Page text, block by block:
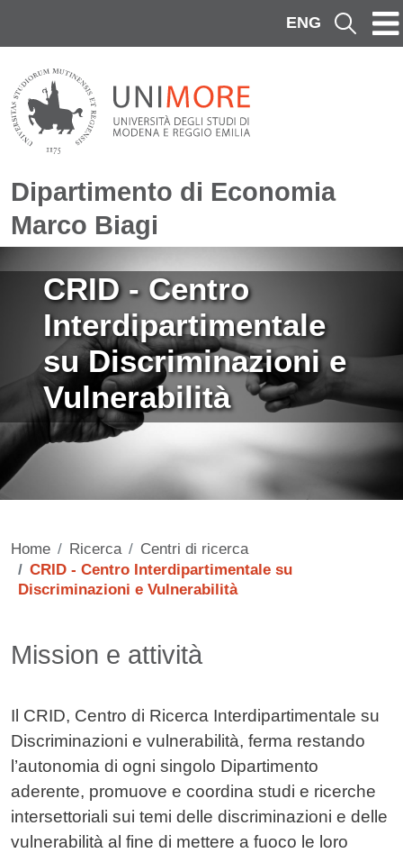
ENG Cerca
Dipartimento di Economia
Marco Biagi
CRID - Centro
Interdipartimentale
su Discriminazioni e
Vulnerabilità
Home Ricerca
Centri di ricerca
CRID - Centro Interdipartimentale su
Discriminazioni e Vulnerabilità
Contenuto
Mission e attività
Il CRID, Centro di Ricerca Interdipartimentale su
Discriminazioni e vulnerabilità, ferma restando
l’autonomia di ogni singolo Dipartimento
aderente, promuove e coordina studi e ricerche
intersettoriali sui temi delle discriminazioni e delle
vulnerabilità al fine di mettere a fuoco le loro